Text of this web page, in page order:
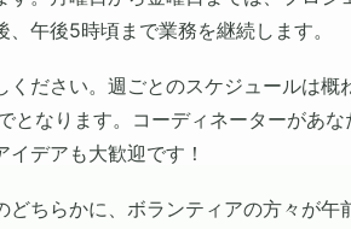
午後5時頃まで業務を継続します。
ください。週ごとのスケジュールは
となります。コーディネーターがあ
デアも大歓迎です！
どちらかに、ボランティアの方々が